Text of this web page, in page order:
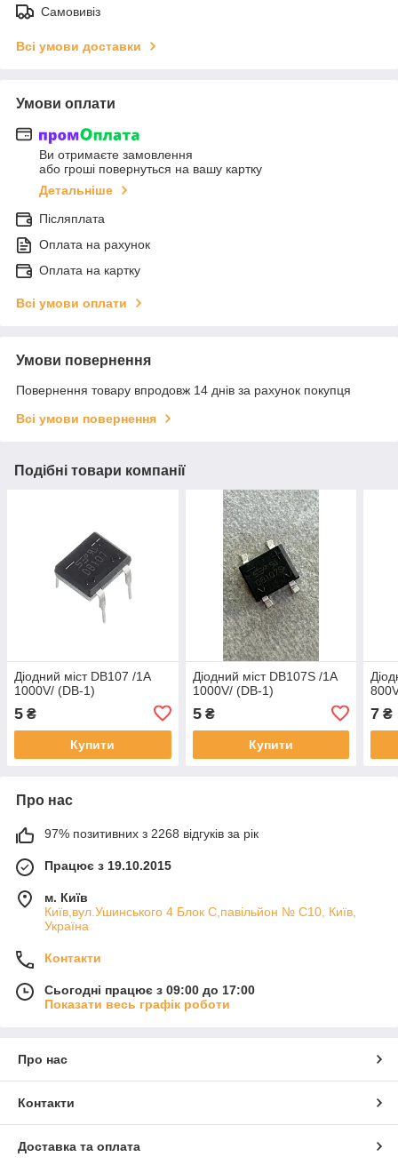
Самовивіз
Всі умови доставки
Умови оплати
Ви отримаєте замовлення
або гроші повернуться на вашу картку
Детальніше
Післяплата
Оплата на рахунок
Оплата на картку
Всі умови оплати
Умови повернення
Повернення товару впродовж 14 днів за рахунок покупця
Всі умови повернення
Подібні товари компанії
Діодний міст DB107 /1A
1000V/ (DB-1)
5 ₴
Купити
Діодний міст DB107S /1A
1000V/ (DB-1)
5₴
Купити
7 ₴
Про нас
97% позитивних з 2268 відгуків за рік
Працює з 19.10.2015
м. Київ
Київ,вул.Ушинського 4 Блок С,павільйон № С10, Київ,
Україна
Контакти
Сьогодні працює з 09:00 до 17:00
Показати весь графік роботи
Про нас
Контакти
Доставка та оплата